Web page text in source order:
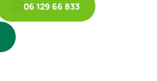
06 129 66 833